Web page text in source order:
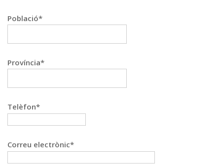
Població*
Província*
Telèfon*
Correu electrònic*